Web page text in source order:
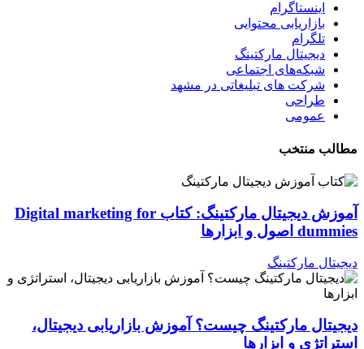
اینستاگرام
بازاریابی محتوایی
تلگرام
دیجیتال مارکتینگ
شبکه‌های اجتماعی
شرکت های تبلیغاتی در مشهد
طراحی
عمومی
مطالب منتخب
آموزش دیجیتال مارکتینگ: کتاب Digital marketing for
dummies اصول و ابزارها
دیجیتال مارکتینگ
دیجیتال مارکتینگ چیست؟ آموزش بازاریابی دیجیتال،
استراتژی و ابزارها